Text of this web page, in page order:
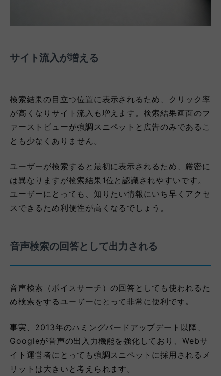
サイト流入が増える
検索結果の目立つ位置に表示されるため、クリック率
が高くなりサイト流入も増えます。検索結果画面のフ
ァーストビューが強調スニペットと広告のみであるこ
とも少なくありません。
ユーザーが検索すると最初に表示されるため、厳密に
は異なりますが検索結果1位と認識されやすいです。
ユーザーにとっても、知りたい情報にいち早くアクセ
スできるため利便性が高くなるでしょう。
音声検索の回答として出力される
音声検索（ボイスサーチ）の回答としても使われるた
め検索をするユーザーにとって非常に便利です。
事実、2013年のハミングバードアップデート以降、
Googleが音声の出入力機能を強化しており、Webサ
イト運営者にとっても強調スニペットに採用されるメ
リットは大きいと考えられます。